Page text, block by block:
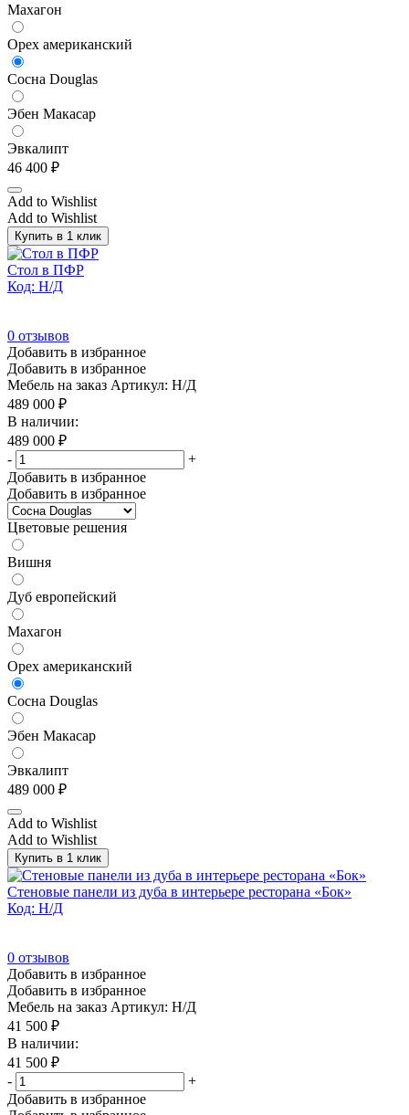
Махагон
Орех американский
Сосна Douglas
Эбен Макасар
Эвкалипт
46 400 ₽
Add to Wishlist
Add to Wishlist
Купить в 1 клик
Стол в ПФР
Код: Н/Д
0 отзывов
Добавить в избранное
Добавить в избранное
Мебель на заказ Артикул: Н/Д
489 000 ₽
В наличии:
489 000 ₽
-
+
Добавить в избранное
Добавить в избранное
Цветовые решения
Вишня
Дуб европейский
Махагон
Орех американский
Сосна Douglas
Эбен Макасар
Эвкалипт
489 000 ₽
Add to Wishlist
Add to Wishlist
Купить в 1 клик
Стеновые панели из дуба в интерьере ресторана «Бок»
Код: Н/Д
0 отзывов
Добавить в избранное
Добавить в избранное
Мебель на заказ Артикул: Н/Д
41 500 ₽
В наличии:
41 500 ₽
-
+
Добавить в избранное